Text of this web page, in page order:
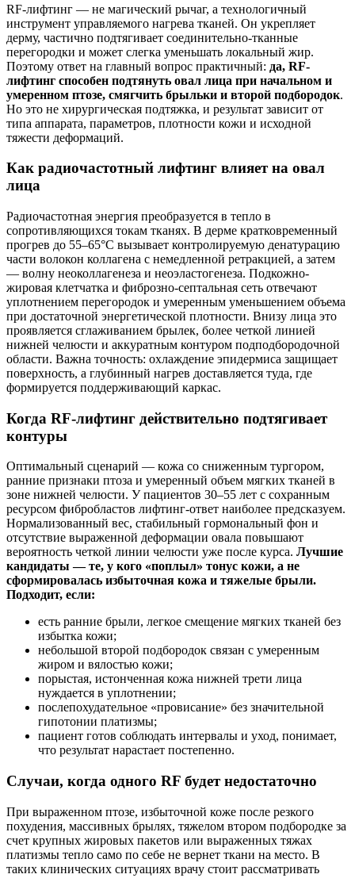
RF-лифтинг — не магический рычаг, а технологичный
инструмент управляемого нагрева тканей. Он укрепляет
дерму, частично подтягивает соединительно-тканные
перегородки и может слегка уменьшать локальный жир.
Поэтому ответ на главный вопрос практичный: да, RF-
лифтинг способен подтянуть овал лица при начальном и
умеренном птозе, смягчить брыльки и второй подбородок.
Но это не хирургическая подтяжка, и результат зависит от
типа аппарата, параметров, плотности кожи и исходной
тяжести деформаций.
Как радиочастотный лифтинг влияет на овал
лица
Радиочастотная энергия преобразуется в тепло в
сопротивляющихся токам тканях. В дерме кратковременный
прогрев до 55–65°C вызывает контролируемую денатурацию
части волокон коллагена с немедленной ретракцией, а затем
— волну неоколлагенеза и неоэластогенеза. Подкожно-
жировая клетчатка и фиброзно-септальная сеть отвечают
уплотнением перегородок и умеренным уменьшением объема
при достаточной энергетической плотности. Внизу лица это
проявляется сглаживанием брылек, более четкой линией
нижней челюсти и аккуратным контуром подподбородочной
области. Важна точность: охлаждение эпидермиса защищает
поверхность, а глубинный нагрев доставляется туда, где
формируется поддерживающий каркас.
Когда RF-лифтинг действительно подтягивает
контуры
Оптимальный сценарий — кожа со сниженным тургором,
ранние признаки птоза и умеренный объем мягких тканей в
зоне нижней челюсти. У пациентов 30–55 лет с сохранным
ресурсом фибробластов лифтинг-ответ наиболее предсказуем.
Нормализованный вес, стабильный гормональный фон и
отсутствие выраженной деформации овала повышают
вероятность четкой линии челюсти уже после курса. Лучшие
кандидаты — те, у кого «поплыл» тонус кожи, а не
сформировалась избыточная кожа и тяжелые брыли.
Подходит, если:
есть ранние брыли, легкое смещение мягких тканей без
избытка кожи;
небольшой второй подбородок связан с умеренным
жиром и вялостью кожи;
порыстая, истонченная кожа нижней трети лица
нуждается в уплотнении;
послепохудательное «провисание» без значительной
гипотонии платизмы;
пациент готов соблюдать интервалы и уход, понимает,
что результат нарастает постепенно.
Случаи, когда одного RF будет недостаточно
При выраженном птозе, избыточной коже после резкого
похудения, массивных брылях, тяжелом втором подбородке за
счет крупных жировых пакетов или выраженных тяжах
платизмы тепло само по себе не вернет ткани на место. В
таких клинических ситуациях врачу стоит рассматривать